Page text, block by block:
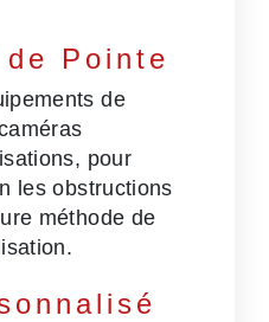
Pointe
de
pour
les obstructions
méthode de